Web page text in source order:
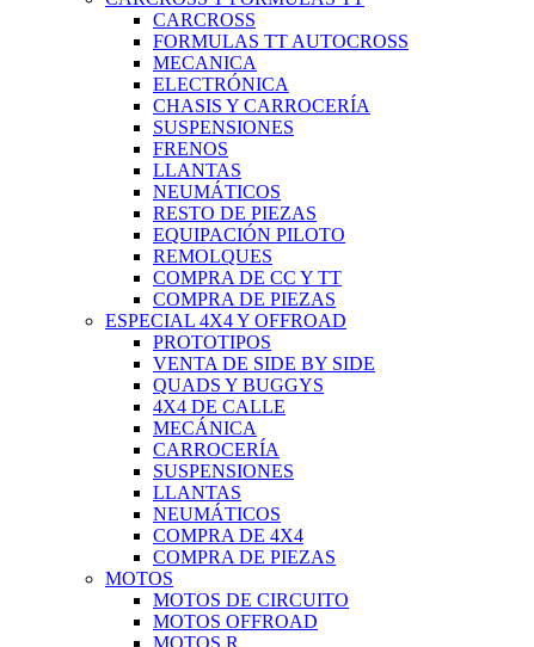
CARCROSS
FORMULAS TT AUTOCROSS
MECANICA
ELECTRÓNICA
CHASIS Y CARROCERÍA
SUSPENSIONES
FRENOS
LLANTAS
NEUMÁTICOS
RESTO DE PIEZAS
EQUIPACIÓN PILOTO
REMOLQUES
COMPRA DE CC Y TT
COMPRA DE PIEZAS
ESPECIAL 4X4 Y OFFROAD
PROTOTIPOS
VENTA DE SIDE BY SIDE
QUADS Y BUGGYS
4X4 DE CALLE
MECÁNICA
CARROCERÍA
SUSPENSIONES
LLANTAS
NEUMÁTICOS
COMPRA DE 4X4
COMPRA DE PIEZAS
MOTOS
MOTOS DE CIRCUITO
MOTOS OFFROAD
MOTOS R